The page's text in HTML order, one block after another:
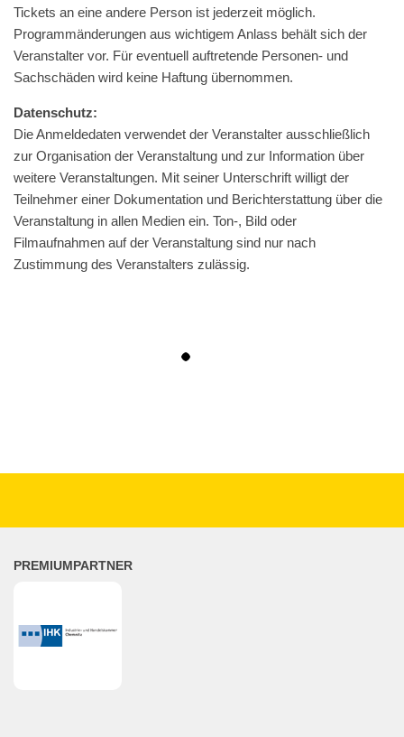
Tick­ets an eine andere Per­son ist jed­erzeit möglich.
Pro­gram­män­derun­gen aus wichtigem Anlass behält sich der
Ver­anstal­ter vor. Für eventuell auftre­tende Per­so­n­en- und
Sach­schä­den wird keine Haf­tung übernommen.
Daten­schutz:
Die Anmel­de­da­ten ver­wen­det der Ver­an­stal­ter aus­schließ­lich
zur Orga­ni­sa­ti­on der Ver­an­stal­tung und zur Infor­ma­ti­on über
wei­te­re Ver­an­stal­tun­gen. Mit sei­ner Unter­schrift wil­ligt der
Teil­neh­mer ein­er Doku­men­ta­ti­on und Bericht­erstat­tung über die
Ver­an­stal­tung in allen Medi­en ein. Ton‑, Bild oder
Film­auf­nah­men auf der Ver­an­stal­tung sind nur nach
Zustim­mung des Ver­an­stal­ters zulässig.
PREMIUMPARTNER